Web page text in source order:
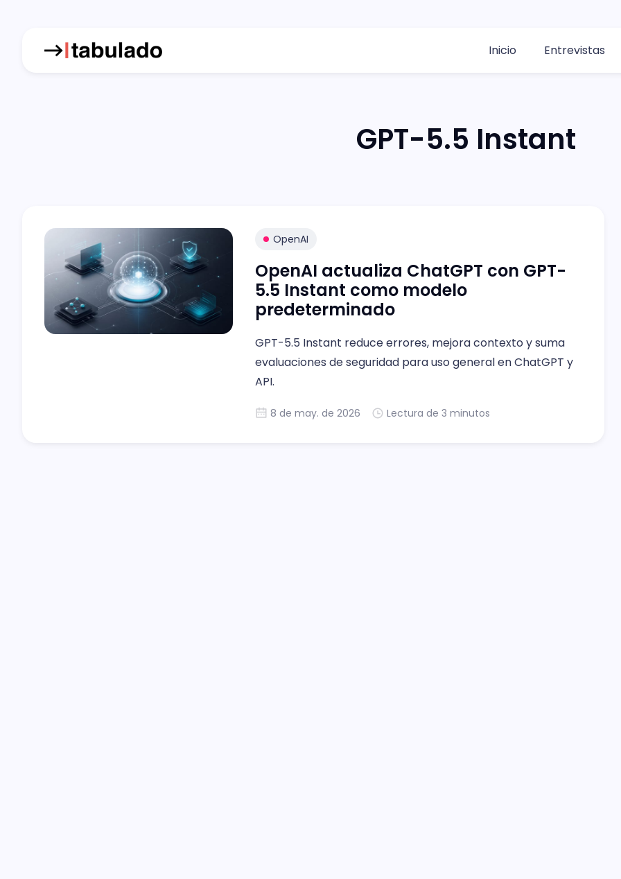
Inicio Entrevistas
GPT-5.5 Instant
OpenAI
OpenAI actualiza ChatGPT con GPT-
5.5 Instant como modelo
predeterminado
GPT-5.5 Instant reduce errores, mejora contexto y suma
evaluaciones de seguridad para uso general en ChatGPT y
API.
8 de may. de 2026 Lectura de 3 minutos